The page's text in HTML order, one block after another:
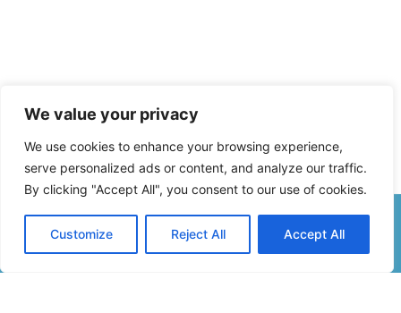
We value your privacy
We use cookies to enhance your browsing experience,
serve personalized ads or content, and analyze our traffic.
By clicking "Accept All", you consent to our use of cookies.
Customize Reject All Accept All